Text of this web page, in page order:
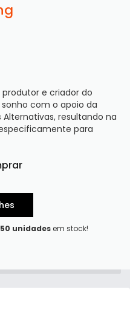
produtor e criador do
com o apoio da
Alternativas, resultando na
para
50 unidadesem stock!